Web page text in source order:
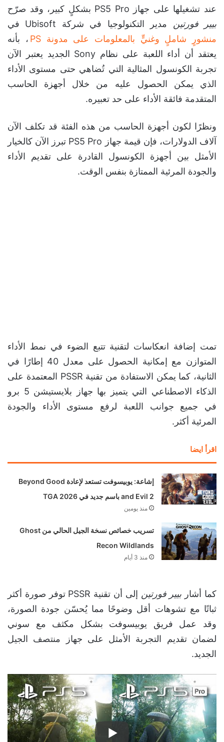
عند تشغيلها على جهاز PS5 Pro بشكلٍ كبير، وقد صرّح
بيير فورتين مدير التكنولوجيا في شركة Ubisoft في
منشورٍ شاملٍ وغنيٍّ بالمعلومات على مدونة PS
، بأنه
يعتقد أن أداء اللعبة على نظام Sony الجديد يعتبر الآن
تجربة الكونسول المثالية التي تُضاهي حتى مستوى الأداء
الذي يمكن الحصول عليه من خلال أجهزة الحاسب
المتقدمة فائقة الأداء على حد تعبيره.
ونظرًا لكون أجهزة الحاسب من هذه الفئة قد تكلف الآن
آلاف الدولارات، فإن قيمة جهاز PS5 Pro تبرز الآن كالخيار
الأمثل بين أجهزة الكونسول القادرة على تقديم الأداء
والجودة المرئية الممتازة بنفس الوقت.
تمت إضافة انعكاسات لتقنية تتبع الضوء في نمط الأداء
المتوازن مع إمكانية الحصول على معدل 40 إطارًا في
الثانية، كما يمكن الاستفادة من تقنية PSSR المعتمدة على
الذكاء الاصطناعي التي يتميز بها جهاز بلايستيشن 5 برو
في جميع جوانب اللعبة لرفع مستوى الأداء والجودة
المرئية أكثر.
اقرأ ايضا
إشاعة: يوبيسوفت تستعد لإعادة Beyond Good
and Evil 2 باسم جديد في TGA 2026
منذ يومين
تسريب خصائص نسخة الجيل الحالي من Ghost
Recon Wildlands
منذ 3 أيام
كما أشار بيير فورتين
إلى أن تقنية PSSR توفر صورة أكثر
ثباتًا مع تشوهات أقل وضوحًا مما يُحسّن جودة الصورة،
وقد عمل فريق يوبيسوفت بشكل مكثف مع سوني
لضمان تقديم التجربة الأمثل على جهاز منتصف الجيل
الجديد.